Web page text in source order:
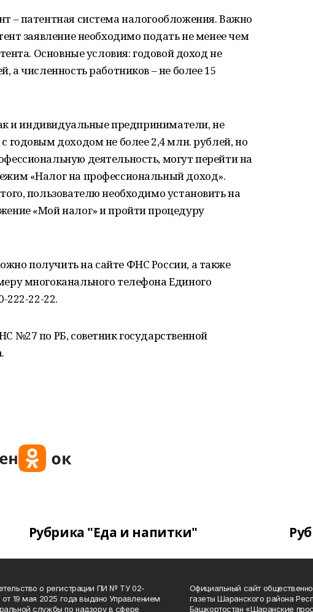
– патентная система налогообложения. Важно
заявление необходимо подать не менее чем
Основные условия: годовой доход не
численность работников – не более 15
и индивидуальные предприниматели, не
годовым доходом не более 2,4 млн. рублей, но
деятельность, могут перейти на
«Налог на профессиональный доход».
пользователю необходимо установить на
«Мой налог» и пройти процедуру
получить на сайте ФНС России, а также
многоканального телефона Единого
222-22-22.
по РБ, советник государственной
Рубрика "Еда и напитки"
о регистрации ПИ № ТУ 02-
от 19 мая 2025 года выдано Управлением
службы по надзору в сфере
Официальный сайт
газеты Шаранского района
Башкортостан «Шаранские